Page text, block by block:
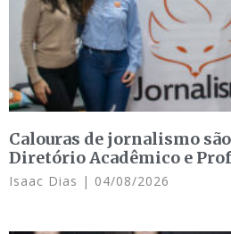
Calouras de jornalismo
Diretório Acadêmico e
Isaac Dias 04/08/2026